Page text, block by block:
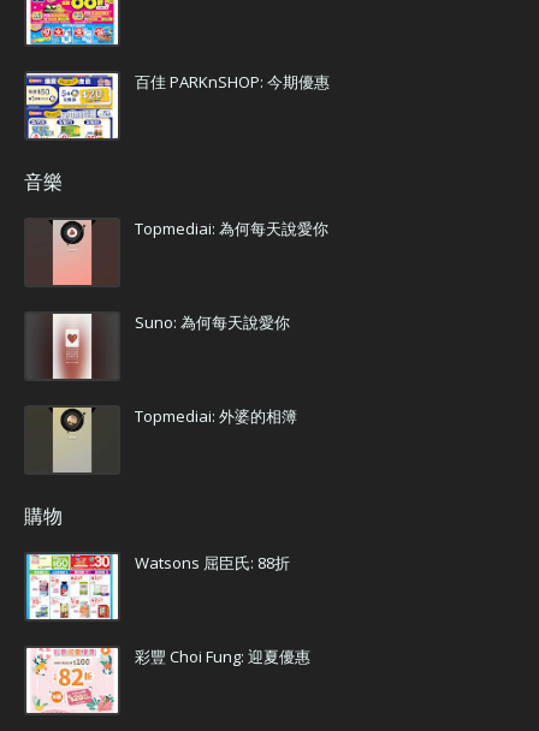
百佳 PARKnSHOP: 今期優惠
音樂
Topmediai: 為何每天說愛你
Suno: 為何每天說愛你
Topmediai: 外婆的相簿
購物
Watsons 屈臣氏: 88折
彩豐 Choi Fung: 迎夏優惠